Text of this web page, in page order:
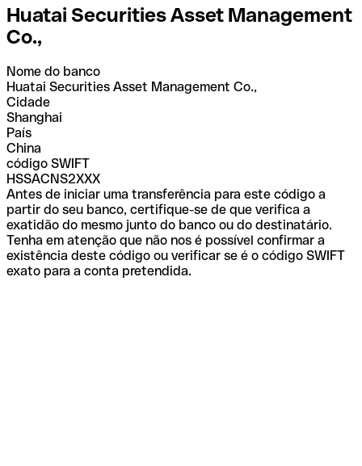
Huatai Securities Asset Management
Co.,
Nome do banco
Huatai Securities Asset Management Co.,
Cidade
Shanghai
País
China
código SWIFT
HSSACNS2XXX
Antes de iniciar uma transferência para este código a
partir do seu banco, certifique-se de que verifica a
exatidão do mesmo junto do banco ou do destinatário.
Tenha em atenção que não nos é possível confirmar a
existência deste código ou verificar se é o código SWIFT
exato para a conta pretendida.